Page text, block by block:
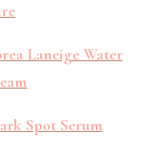
Laneige Water
Spot Serum